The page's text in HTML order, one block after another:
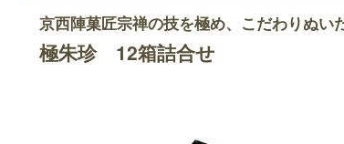
京西陣菓匠宗禅の技を極め、こだわりぬい
極朱珍 12箱詰合せ